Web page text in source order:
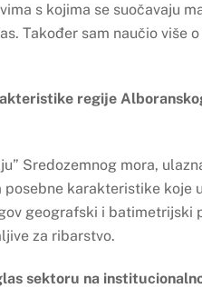
s kojima se suočavaju
Također sam naučio više
regije
Sredozemnog mora,
posebne karakteristike
geografski i
za ribarstvo.
sektoru na